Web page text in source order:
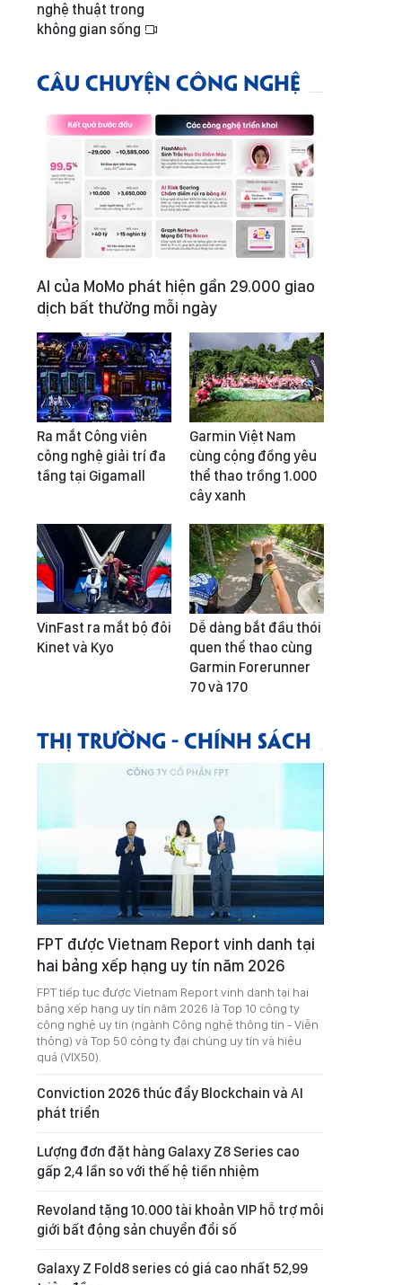
nghệ thuật trong
không gian sống
CÂU CHUYỆN CÔNG NGHỆ
AI của MoMo phát hiện gần 29.000 giao
dịch bất thường mỗi ngày
Ra mắt Công viên
công nghệ giải trí đa
tầng tại Gigamall
Garmin Việt Nam
cùng cộng đồng yêu
thể thao trồng 1.000
cây xanh
VinFast ra mắt bộ đôi
Kinet và Kyo
Dễ dàng bắt đầu thói
quen thể thao cùng
Garmin Forerunner
70 và 170
THỊ TRƯỜNG - CHÍNH SÁCH
FPT được Vietnam Report vinh danh tại
hai bảng xếp hạng uy tín năm 2026
FPT tiếp tục được Vietnam Report vinh danh tại hai
bảng xếp hạng uy tín năm 2026 là Top 10 công ty
công nghệ uy tín (ngành Công nghệ thông tin - Viễn
thông) và Top 50 công ty đại chúng uy tín và hiệu
quả (VIX50).
Conviction 2026 thúc đẩy Blockchain và AI
phát triển
Lượng đơn đặt hàng Galaxy Z8 Series cao
gấp 2,4 lần so với thế hệ tiền nhiệm
Revoland tặng 10.000 tài khoản VIP hỗ trợ môi
giới bất động sản chuyển đổi số
Galaxy Z Fold8 series có giá cao nhất 52,99